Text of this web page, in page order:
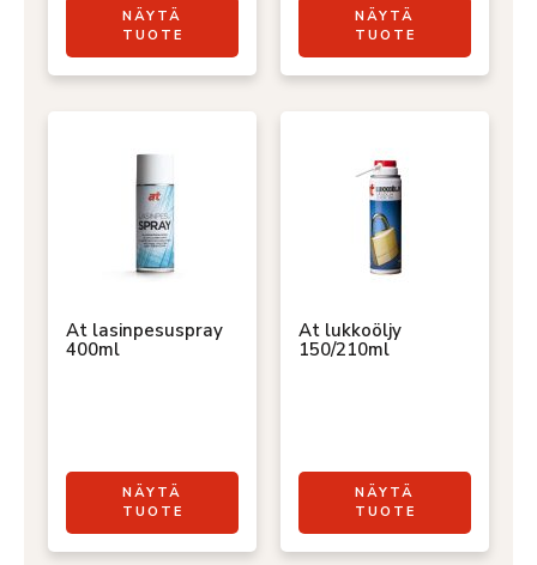
NÄYTÄ
TUOTE
NÄYTÄ
TUOTE
At lasinpesuspray
400ml
NÄYTÄ
TUOTE
At lukkoöljy
150/210ml
NÄYTÄ
TUOTE